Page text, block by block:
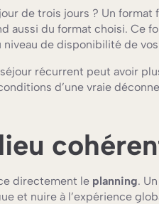
de trois jours ? Un format
aussi du format choisi. Ce
niveau de disponibilité de
récurrent peut avoir
d’une vraie
directement le planning.
et nuire à l’expérience